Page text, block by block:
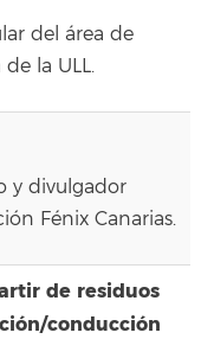
del área de
la ULL.
y divulgador
Fénix Canarias.
de residuos
conducción